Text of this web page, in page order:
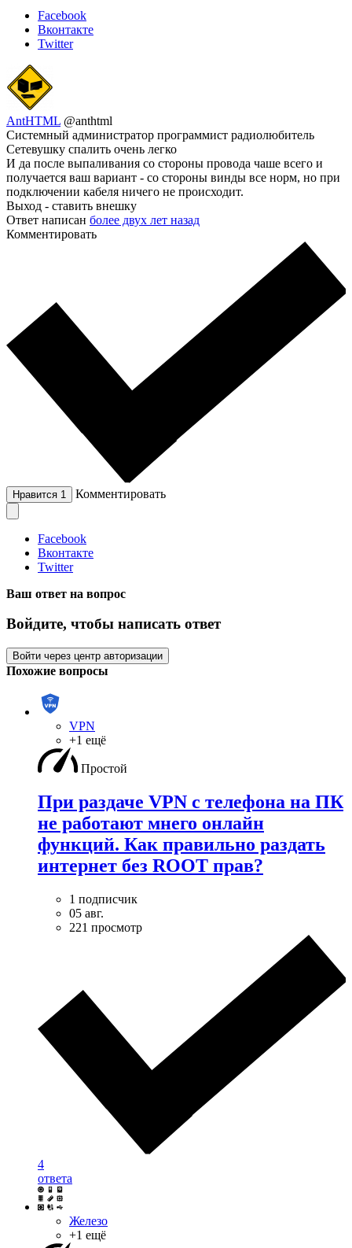
Facebook
Вконтакте
Twitter
AntHTML @anthtml
Системный администратор программист радиолюбитель
Сетевушку спалить очень легко
И да после выпаливания со стороны провода чаше всего и
получается ваш вариант - со стороны винды все норм, но при
подключении кабеля ничего не происходит.
Выход - ставить внешку
Ответ написан более двух лет назад
Комментировать
Нравится 1 Комментировать
Facebook
Вконтакте
Twitter
Ваш ответ на вопрос
Войдите, чтобы написать ответ
Войти через центр авторизации
Похожие вопросы
VPN
+1 ещё
Простой
При раздаче VPN с телефона на ПК
не работают мнего онлайн
функций. Как правильно раздать
интернет без ROOT прав?
1 подписчик
05 авг.
221 просмотр
4
ответа
Железо
+1 ещё